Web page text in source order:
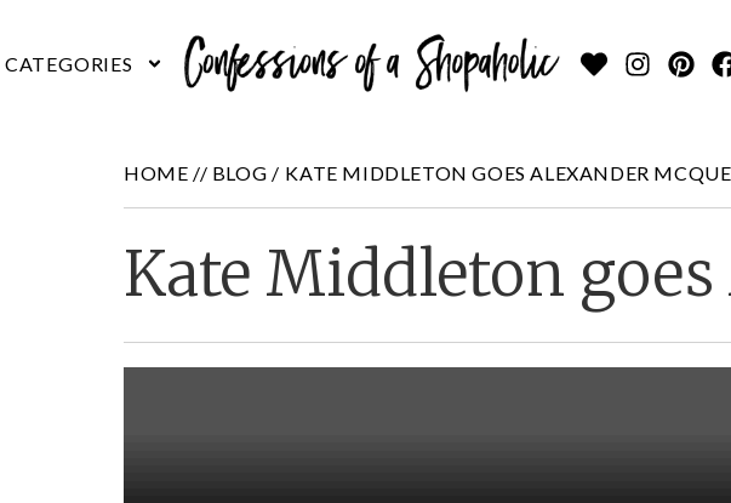
HOME // BLOG / KATE MIDDLETON GOES ALEXANDER
Kate Middleton